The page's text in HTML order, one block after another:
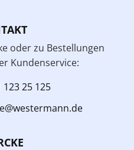
oder zu Bestellungen
Kundenservice:
123 25 125